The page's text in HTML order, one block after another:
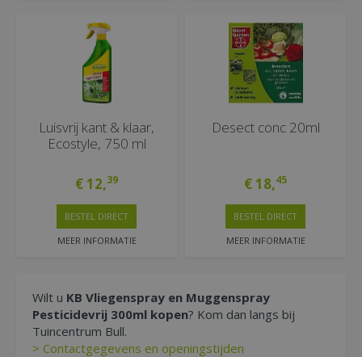
Luisvrij kant & klaar,
Ecostyle, 750 ml
€12,39
MEER INFORMATIE
BESTEL DIRECT
Desect conc 20ml
€18,45
MEER INFORMATIE
BESTEL DIRECT
Wilt u KB Vliegenspray en Muggenspray
Pesticidevrij 300ml kopen? Kom dan langs bij
Tuincentrum Bull.
> Contactgegevens en openingstijden